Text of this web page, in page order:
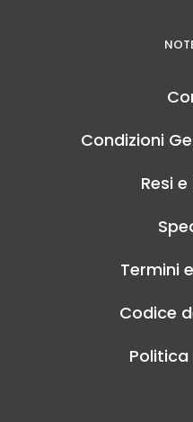
Condizioni
Resi
Termini
Codice